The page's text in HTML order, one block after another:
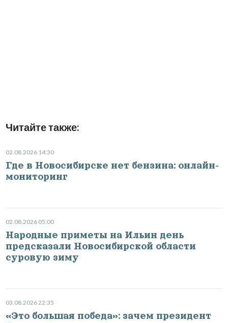
Читайте также:
02.08.2026 14:30
Где в Новосибирске нет бензина: онлайн-
мониторинг
02.08.2026 05:00
Народные приметы на Ильин день
предсказали Новосибирской области
суровую зиму
03.08.2026 22:35
«Это большая победа»: зачем президент